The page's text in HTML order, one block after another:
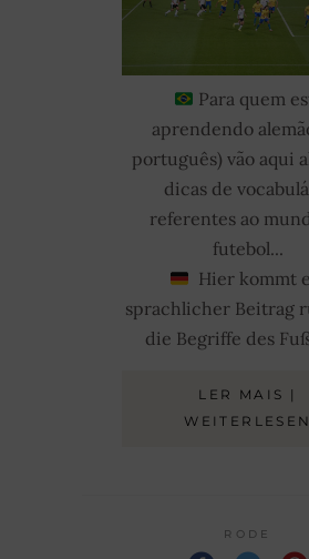
Para quem
aprendendo
português) vão aqui
dicas de
referentes ao
futebol...
Hier kommt
sprachlicher Beitrag
die Begriffe des
LER MAIS |
WEITERLESEN
RODE